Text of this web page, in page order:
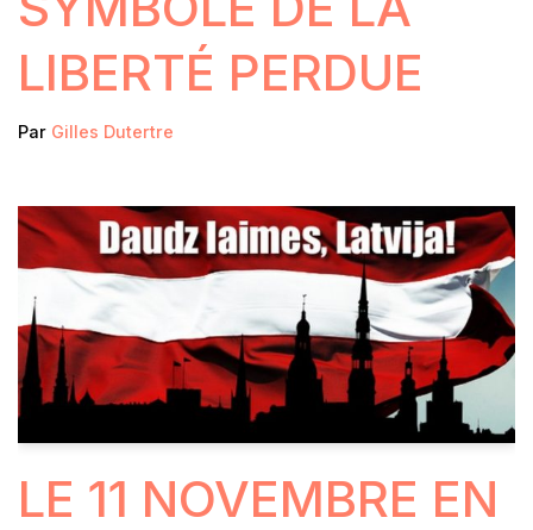
LIBERTÉ PERDUE
Par Gilles Dutertre
LE 11 NOVEMBRE EN